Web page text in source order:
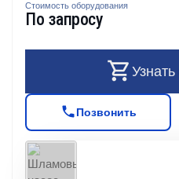
Стоимость оборудования
По запросу
Позвонить